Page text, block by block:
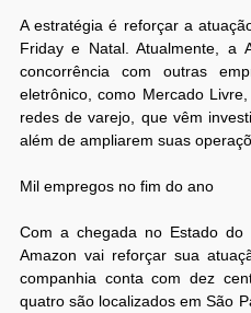
A estratégia é reforçar a
Friday e Natal. Atualmente, a
concorrência com outras
eletrônico, como Mercado
redes de varejo, que vêm
além de ampliarem suas
Mil empregos no fim do ano
Com a chegada no Estado
Amazon vai reforçar sua
companhia conta com dez
quatro são localizados em São